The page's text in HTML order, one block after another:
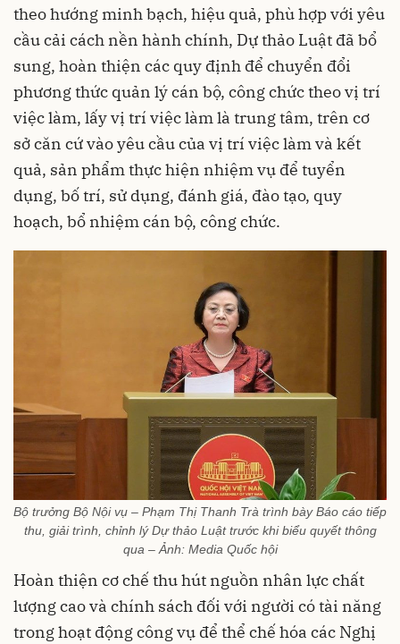
theo hướng minh bạch, hiệu quả, phù hợp với yêu
cầu cải cách nền hành chính, Dự thảo Luật đã bổ
sung, hoàn thiện các quy định để chuyển đổi
phương thức quản lý cán bộ, công chức theo vị trí
việc làm, lấy vị trí việc làm là trung tâm, trên cơ
sở căn cứ vào yêu cầu của vị trí việc làm và kết
quả, sản phẩm thực hiện nhiệm vụ để tuyển
dụng, bố trí, sử dụng, đánh giá, đào tạo, quy
hoạch, bổ nhiệm cán bộ, công chức.
Bộ trưởng Bộ Nội vụ – Phạm Thị Thanh Trà trình bày Báo cáo tiếp
thu, giải trình, chỉnh lý Dự thảo Luật trước khi biểu quyết thông
qua – Ảnh: Media Quốc hội
Hoàn thiện cơ chế thu hút nguồn nhân lực chất
lượng cao và chính sách đối với người có tài năng
trong hoạt động công vụ để thể chế hóa các Nghị